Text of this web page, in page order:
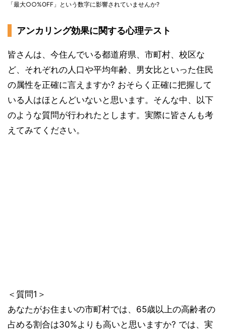
「最大○○%OFF」という数字に影響されていませんか?
アンカリング効果に関する心理テスト
皆さんは、今住んでいる都道府県、市町村、校区な
ど、それぞれの人口や平均年齢、男女比といった住民
の属性を正確に言えますか? おそらく正確に把握して
いる人はほとんどいないと思います。そんな中、以下
のような質問が行われたとします。実際に皆さんも考
えてみてください。
＜質問1＞
あなたがお住まいの市町村では、65歳以上の高齢者の
占める割合は30%よりも高いと思いますか? では、実